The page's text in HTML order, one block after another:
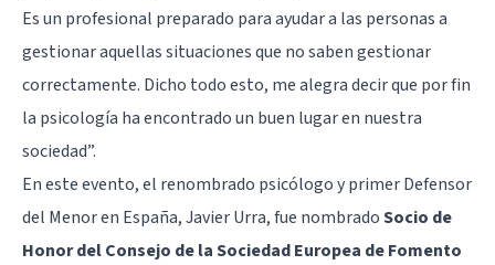
Es un profesional preparado para ayudar a las personas a
gestionar aquellas situaciones que no saben gestionar
correctamente. Dicho todo esto, me alegra decir que por fin
la psicología ha encontrado un buen lugar en nuestra
sociedad”.
En este evento, el renombrado psicólogo y primer Defensor
del Menor en España, Javier Urra, fue nombradoSocio de
Honor del Consejo de la Sociedad Europea de Fomento